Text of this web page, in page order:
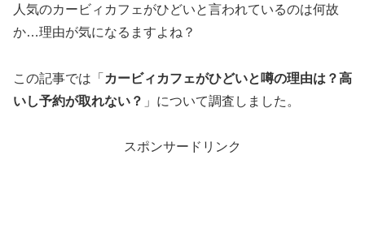
人気のカービィカフェがひどいと言われているのは何故
か…理由が気になるますよね？
この記事では「 カービィカフェがひどいと噂の理由は？高
いし予約が取れない？ 」について調査しました。
スポンサードリンク